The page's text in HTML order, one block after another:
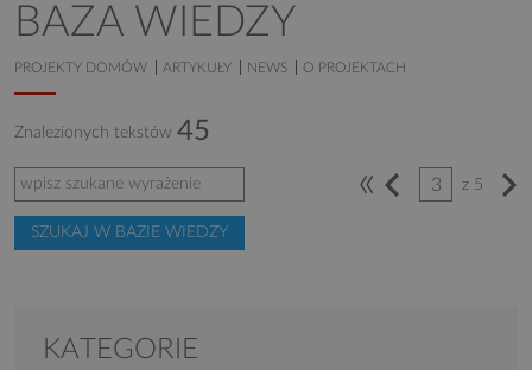
BAZA WIEDZY
PROJEKTY DOMÓW ARTYKUŁY NEWS O PROJEKTACH
Znalezionych tekstów 45
« 3 z 5
KATEGORIE